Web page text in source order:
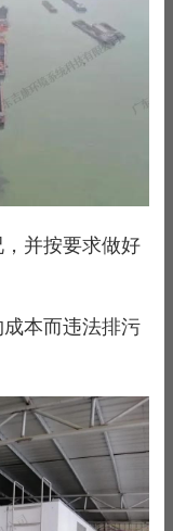
并按要求做好
本而违法排污